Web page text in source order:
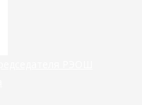
РЭОШ